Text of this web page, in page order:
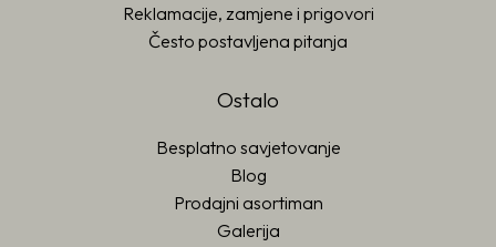
Reklamacije, zamjene i prigovori
Često postavljena pitanja
Ostalo
Besplatno savjetovanje
Blog
Prodajni asortiman
Galerija